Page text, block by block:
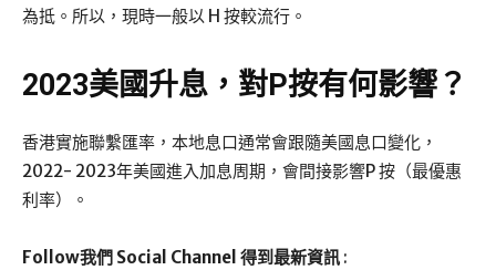
為抵。所以，現時一般以 H 按較流行。
2023美國升息，對P按有何影響？
香港實施聯繫匯率，本地息口通常會跟隨美國息口變化，
2022- 2023年美國進入加息周期，會間接影響P 按（最優惠
利率）。
Follow我們 Social Channel 得到最新資訊 :